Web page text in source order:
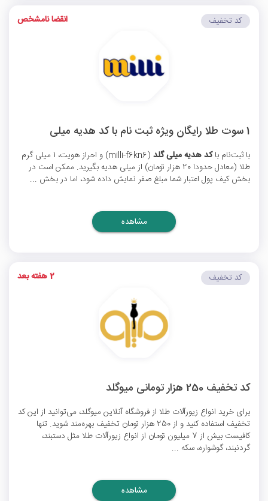
1 سوت طلا رایگان ویژه ثبت نام با کد هدیه میلی
با ثبت‌نام باکد هدیه میلی گلد
(milli-f6kn6) و احراز هویت، 1 میلی گرم
طلا (معادل حدودا 20 هزار تومان) از میلی هدیه بگیرید. ممکن است در
بخش کیف پول اعتبار شما مبلغ صفر نمایش داده شود، اما در بخش ...
کد تخفیف انقضا نامشخص
مشاهده
کد تخفیف 250 هزار تومانی میوگلد
برای خرید انواع زیورآلات طلا از فروشگاه آنلاین میوگلد، می‌توانید از این کد
تخفیف استفاده کنید و از 250 هزار تومان تخفیف بهره‌مند شوید. تنها
کافیست بیش از 7 میلیون تومان از انواع زیورآلات طلا مثل دستبند،
گردنبند، گوشواره، سکه ...
کد تخفیف 2 هفته بعد
مشاهده